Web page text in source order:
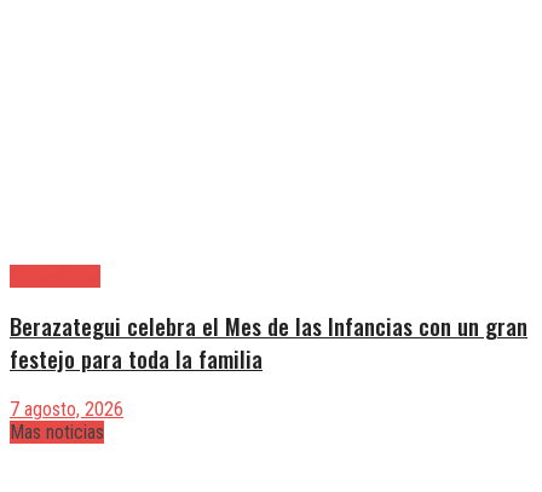
Berazategui celebra el Mes de las Infancias con un gran
festejo para toda la familia
7 agosto, 2026
Mas noticias